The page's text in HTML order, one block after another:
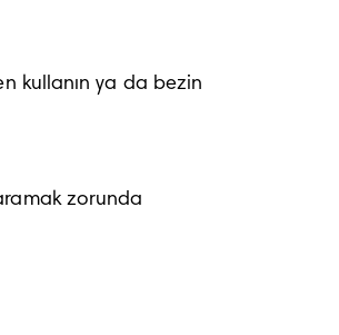
kullanın ya da bezin
zorunda